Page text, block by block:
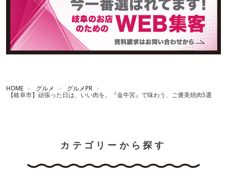
HOME グルメ
グルメPR
【岐阜市】頑張った日は、いい肉を。『金牛宮』で味わう、ご褒美焼肉5選
カテゴリーから探す